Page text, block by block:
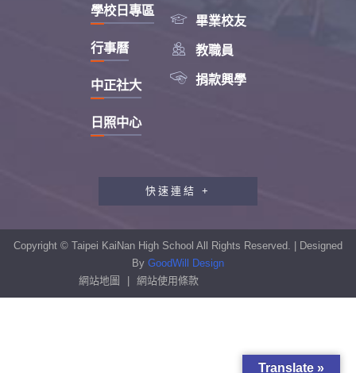
 畢業校友
 教職員
 捐款興學
學校日專區
行事曆
中正社大
日照中心
快速連結 +
教職員工研習專區
性別平等教育專區
學生申訴及再申訴制度
Copyright © Taipei KaiNan High School All Rights Reserved. | Designed
By GoodWill Design
網站地圖
| 網站使用條款
Translate »